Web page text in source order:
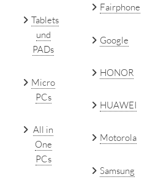
Tablets
und
PADs
Micro
PCs
All in
One
PCs
Fairphone
Google
HONOR
HUAWEI
Motorola
Samsung